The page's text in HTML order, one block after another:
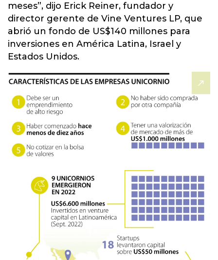
meses”, dijo Erick Reiner, fundador y
director gerente de Vine Ventures LP, que
abrió un fondo de US$140 millones para
inversiones en América Latina, Israel y
Estados Unidos.